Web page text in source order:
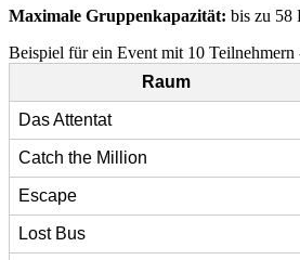
Maximale Gruppenkapazität: bis zu 58
Beispiel für ein Event mit 10
Raum
Das Attentat
Catch the Million
Escape
Lost Bus